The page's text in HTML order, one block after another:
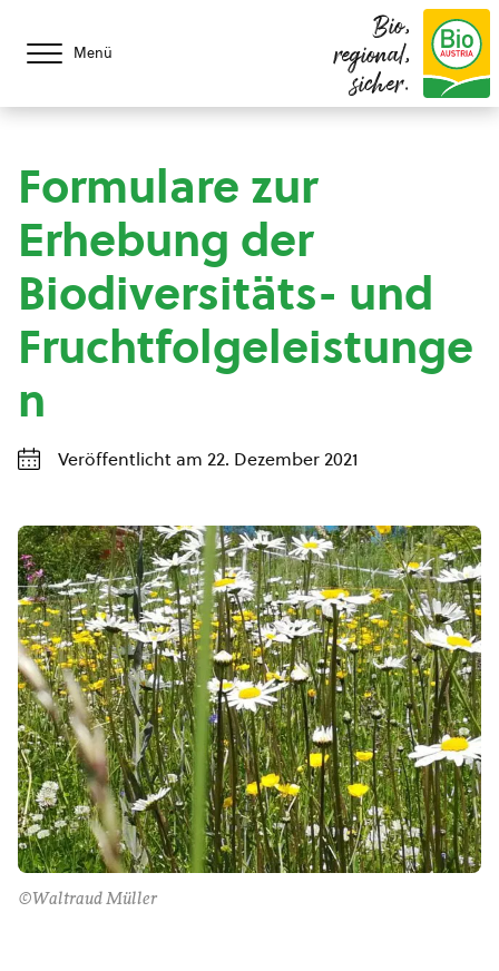
Menü
Bio,
regional,
sicher.
Formulare zur
Erhebung der
Biodiversitäts- und
Fruchtfolgeleistunge
n
Veröffentlicht am 22. Dezember 2021
©Waltraud Müller